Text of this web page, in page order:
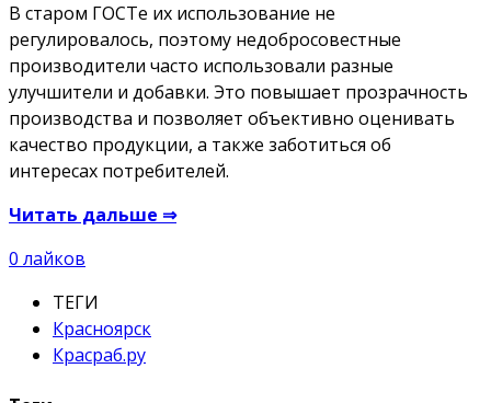
В старом ГОСТе их использование не
регулировалось, поэтому недобросовестные
производители часто использовали разные
улучшители и добавки. Это повышает прозрачность
производства и позволяет объективно оценивать
качество продукции, а также заботиться об
интересах потребителей.
Читать дальше ⇒
0 лайков
ТЕГИ
Красноярск
Красраб.ру